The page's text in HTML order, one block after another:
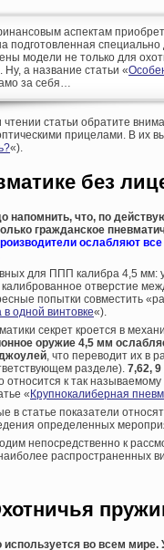
аспектам
подготовленная
модели не только для
Ну, а название статьи «
за себя…
чтении статьи обратите
прицелами. В их
«).
без
напомнить, что, по
гражданское
ослабляют
для ППП калибра 4,5 мм:
отверстие
попытки совместить
в одной винтовке«).
секрет кроется в
оружие 4,5 мм
, что переводит их в
разделе). 7,62,
относится к так
« Крупнокалиберная
в статье показатели
определенных
непосредственно к
распространенных
во всем мире.